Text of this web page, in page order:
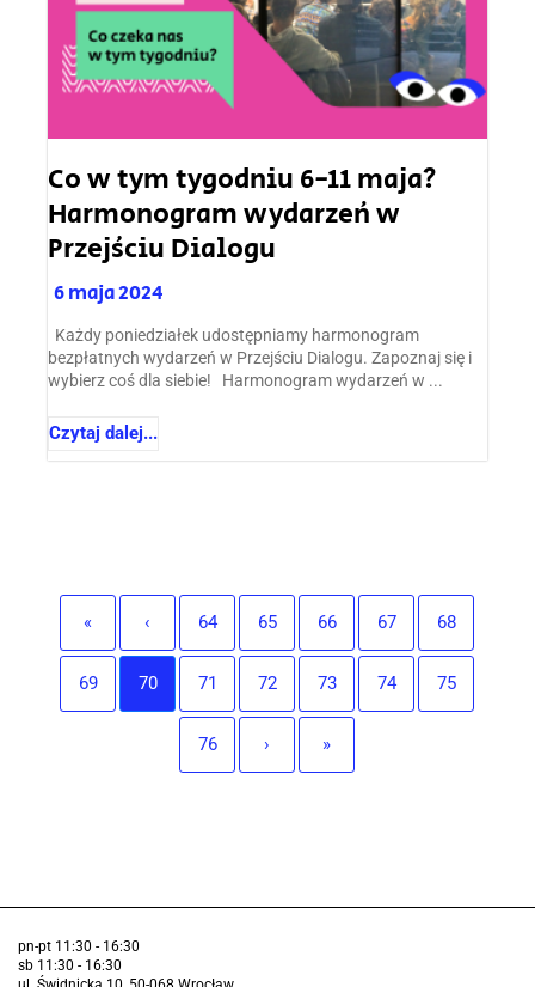
Co w tym tygodniu 6-11 maja?
Harmonogram wydarzeń w
Przejściu Dialogu
6 maja 2024
Każdy poniedziałek udostępniamy harmonogram
bezpłatnych wydarzeń w Przejściu Dialogu. Zapoznaj się i
wybierz coś dla siebie! Harmonogram wydarzeń w ...
Czytaj dalej...
« ‹ 64 65 66 67 68
69 70 71 72 73 74 75
76 › »
pn-pt 11:30 - 16:30
sb 11:30 - 16:30